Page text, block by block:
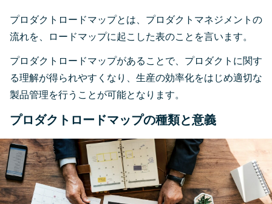
プロダクトロードマップとは、プロダクトマネジメントの
流れを、ロードマップに起こした表のことを言います。
プロダクトロードマップがあることで、プロダクトに関す
る理解が得られやすくなり、生産の効率化をはじめ適切な
製品管理を行うことが可能となります。
プロダクトロードマップの種類と意義